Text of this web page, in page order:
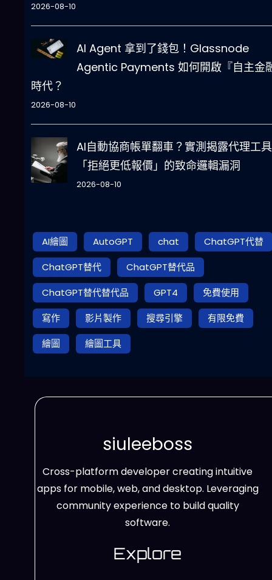
2026-08-10
AI Agent 拿到了錢包！Glassnode
Agentic Payments 如何開啟『自主金
時代？
2026-08-10
AI自動協商帳單翻車？實測揭露代理工具
「拒絕更低報價」的致命邏輯漏洞
2026-08-10
AI繪圖 AutoGPT chat
ChatGPT代替
ChatGPT替代
ChatGPT替代品
ChatGPT替代替代品
GPT4
免費使用
寫作
影片製作 搜尋引擎
有限免費
繪圖
繪圖工具
siuleeboss
Cross-platform developer creating intuitive
apps for mobile, web, and desktop. Leveraging
community experience to build quality
software.
Explore